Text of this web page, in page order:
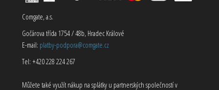
Comgate, a.s.
Gočárova třída 1754 / 48b, Hradec Králové
E-mail: platby-podpora@comgate.cz
Tel: +420 228 224 267
Můžete také využít nákup na splátky u partnerských společností v